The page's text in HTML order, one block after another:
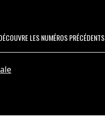
LES NUMÉROS PRÉCÉDENTS